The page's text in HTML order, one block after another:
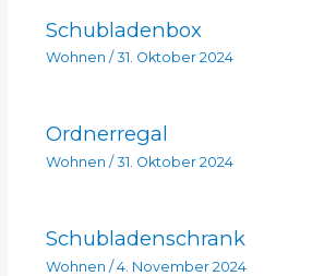
Schubladenbox
Wohnen / 31. Oktober 2024
Ordnerregal
Wohnen / 31. Oktober 2024
Schubladenschrank
Wohnen /4. November 2024